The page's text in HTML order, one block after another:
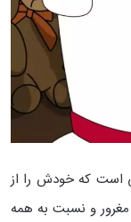
است که خودش را از
مغرور و نسبت به همه